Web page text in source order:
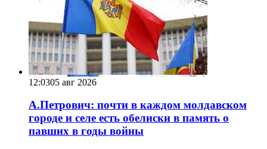
12:0305 авг 2026
А.Петрович: почти в каждом молдавском
городе и селе есть обелиски в память о
павших в годы войны